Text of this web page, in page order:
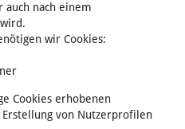
nach einem
wir Cookies:
Cookies erhobenen
von Nutzerprofilen